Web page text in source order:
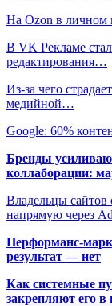
На Ozon в личном
В VK Рекламе
редактирования…
Из-за чего
медийной…
Google: 60%
Бренды
коллаборации:
Владельцы сайтов
напрямую через
Перформанс-
результат — нет
Как системные
закрепляют его в